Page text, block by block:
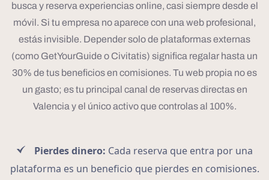
busca y reserva experiencias online, casi siempre desde el
móvil. Si tu empresa no aparece con una web profesional,
estás invisible. Depender solo de plataformas externas
(como GetYourGuide o Civitatis) significa regalar hasta un
30% de tus beneficios en comisiones. Tu web propia no es
un gasto; es tu principal canal de reservas directas en
Valencia y el único activo que controlas al 100%.
Pierdes dinero: Cada reserva que entra por una
plataforma es un beneficio que pierdes en comisiones.